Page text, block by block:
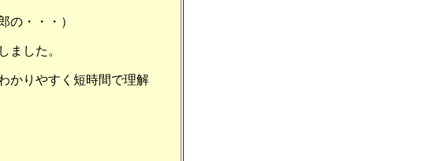
の・・・）
ました。
かりやすく短時間で理解